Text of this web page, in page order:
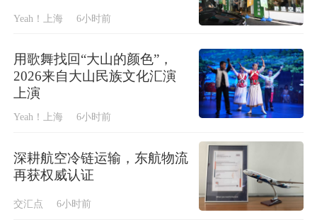
Yeah！上海 6小时前
用歌舞找回“大山的颜色”，
2026来自大山民族文化汇演
上演
Yeah！上海 6小时前
深耕航空冷链运输，东航物流
再获权威认证
交汇点 6小时前